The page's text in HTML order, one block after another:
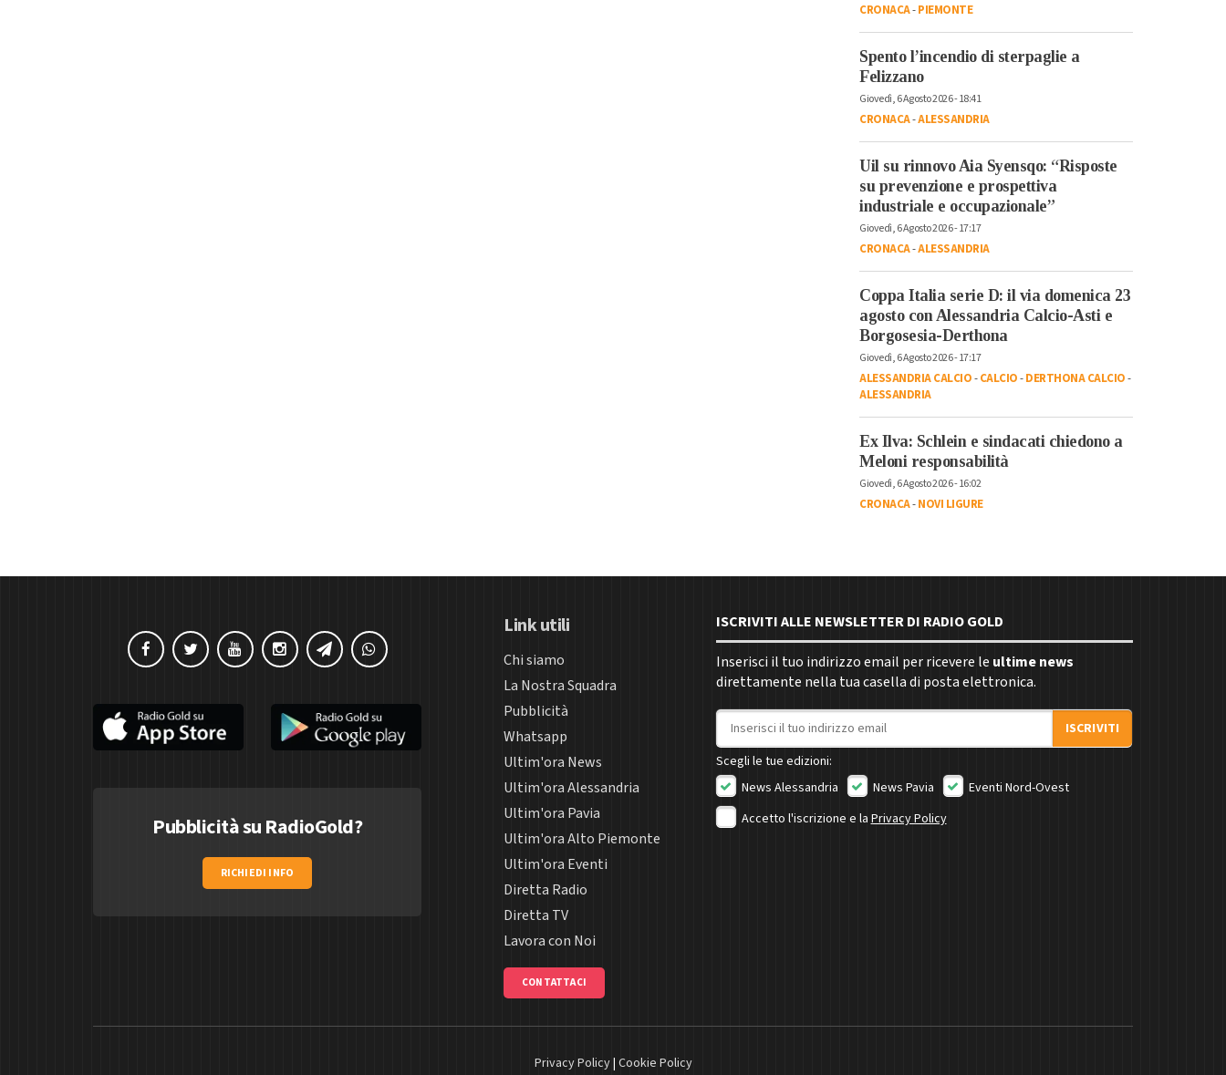
CRONACA-PIEMONTE
Spento l’incendio di sterpaglie a
Felizzano
Giovedì, 6 Agosto 2026 - 18:41
CRONACA-ALESSANDRIA
Uil su rinnovo Aia Syensqo: “Risposte
su prevenzione e prospettiva
industriale e occupazionale”
Giovedì, 6 Agosto 2026 - 17:17
CRONACA-ALESSANDRIA
Coppa Italia serie D: il via domenica 23
agosto con Alessandria Calcio-Asti e
Borgosesia-Derthona
Giovedì, 6 Agosto 2026 - 17:17
ALESSANDRIA CALCIO-CALCIO-DERTHONA CALCIO-
ALESSANDRIA
Ex Ilva: Schlein e sindacati chiedono a
Meloni responsabilità
Giovedì, 6 Agosto 2026 - 16:02
CRONACA-NOVI LIGURE
Pubblicità su RadioGold?
RICHIEDI INFO
Link utili
Chi siamo
La Nostra Squadra
Pubblicità
Whatsapp
Ultim'ora News
Ultim'ora Alessandria
Ultim'ora Pavia
Ultim'ora Alto Piemonte
Ultim'ora Eventi
Diretta Radio
Diretta TV
Lavora con Noi
CONTATTACI
ISCRIVITI ALLE NEWSLETTER DI RADIO GOLD
Inserisci il tuo indirizzo email per ricevere le ultime news
direttamente nella tua casella di posta elettronica.
Indirizzo email
ISCRIVITI
Scegli le tue edizioni:
News Alessandria
News Pavia
Eventi Nord-Ovest
Accetto l'iscrizione e la Privacy Policy
Privacy Policy| Cookie Policy